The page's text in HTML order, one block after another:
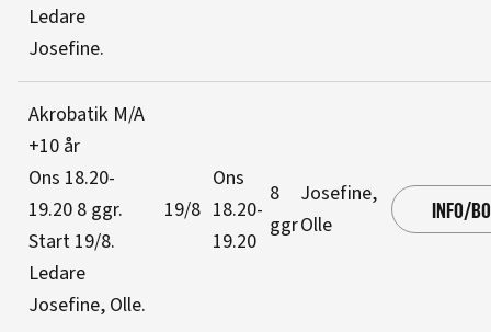
Ledare
Josefine.
Akrobatik M/A
+10 år
Ons 18.20-
19.20 8 ggr.
Start 19/8.
Ledare
Josefine, Olle.
19/8
Ons
18.20-
19.20
8
ggr
Josefine,
Olle
INFO/